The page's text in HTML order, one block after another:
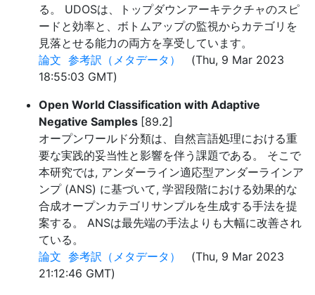
る。 UDOSは、トップダウンアーキテクチャのスピ
ードと効率と、ボトムアップの監視からカテゴリを
見落とせる能力の両方を享受しています。
論文 参考訳（メタデータ）
(Thu, 9 Mar 2023
18:55:03 GMT)
Open World Classification with Adaptive
Negative Samples [89.2]
オープンワールド分類は、自然言語処理における重
要な実践的妥当性と影響を伴う課題である。 そこで
本研究では, アンダーライン適応型アンダーラインア
ンプ (ANS) に基づいて, 学習段階における効果的な
合成オープンカテゴリサンプルを生成する手法を提
案する。 ANSは最先端の手法よりも大幅に改善され
ている。
論文 参考訳（メタデータ）
(Thu, 9 Mar 2023
21:12:46 GMT)